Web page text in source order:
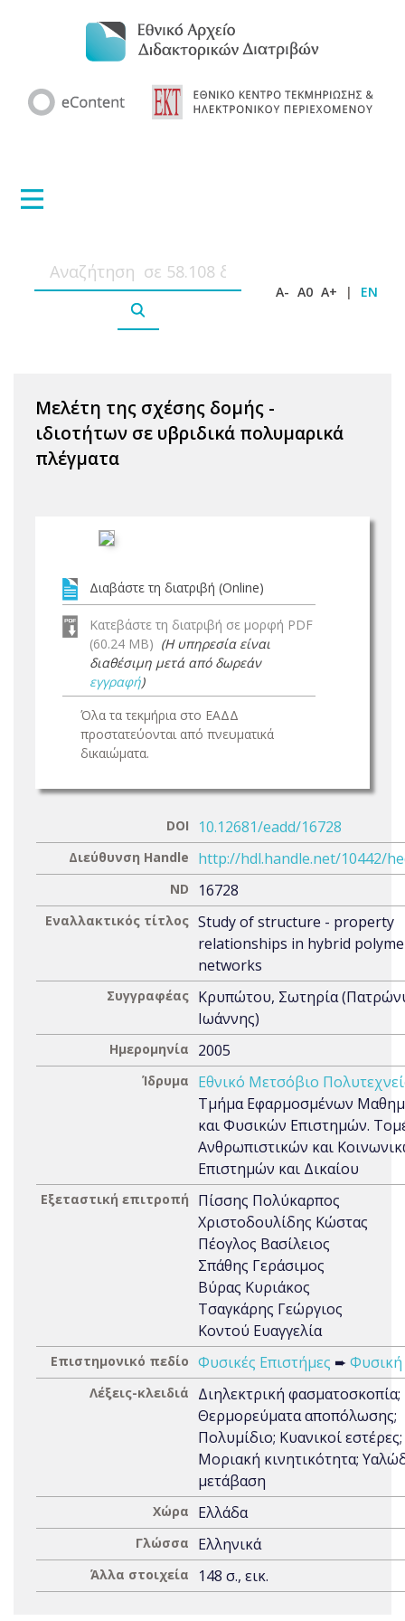
A- A0 A+ | EN
Μελέτη της σχέσης δομής -
ιδιοτήτων σε υβριδικά πολυμαρικά
πλέγματα
Διαβάστε τη διατριβή (Online)
Κατεβάστε τη διατριβή σε μορφή PDF
(60.24 MB) (Η υπηρεσία είναι
διαθέσιμη μετά από δωρεάν
εγγραφή)
Όλα τα τεκμήρια στο ΕΑΔΔ
προστατεύονται από πνευματικά
δικαιώματα.
DOI 10.12681/eadd/16728
Διεύθυνση Handle http://hdl.handle.net/10442/
ND 16728
Εναλλακτικός τίτλος Study of structure - property
relationships in hybrid
networks
Συγγραφέας Κρυπώτου, Σωτηρία
Ιωάννης)
Ημερομηνία 2005
Ίδρυμα
Εθνικό Μετσόβιο
Τμήμα Εφαρμοσμένων
και Φυσικών Επιστημών.
Ανθρωπιστικών και
Επιστημών και Δικαίου
Εξεταστική επιτροπή
Πίσσης Πολύκαρπος
Χριστοδουλίδης Κώστας
Πέογλος Βασίλειος
Σπάθης Γεράσιμος
Βύρας Κυριάκος
Τσαγκάρης Γεώργιος
Κοντού Ευαγγελία
Επιστημονικό πεδίο Φυσικές Επιστήμες ➨ Φυσική
Λέξεις-κλειδιά
Διηλεκτρική φασματοσκοπία;
Θερμορεύματα αποπόλωσης;
Πολυμίδιο; Κυανικοί εστέρες;
Μοριακή κινητικότητα;
μετάβαση
Χώρα Ελλάδα
Γλώσσα Ελληνικά
Άλλα στοιχεία 148 σ., εικ.